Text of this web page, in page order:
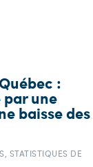
:
par une
baisse des
STATISTIQUES DE